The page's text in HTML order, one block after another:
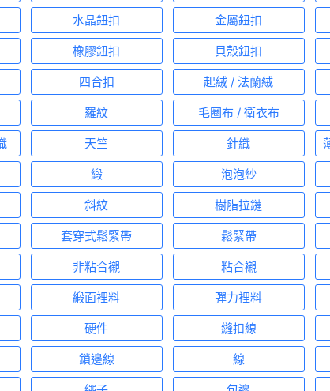
水晶鈕扣 金屬鈕扣
橡膠鈕扣 貝殼鈕扣
四合扣 起絨 / 法蘭絨
羅紋 毛圈布 / 衛衣布
天竺 針織
緞 泡泡紗
斜紋 樹脂拉鏈
套穿式鬆緊帶 鬆緊帶
非粘合襯 粘合襯
緞面裡料 彈力裡料
硬件 縫扣線
鎖邊線 線